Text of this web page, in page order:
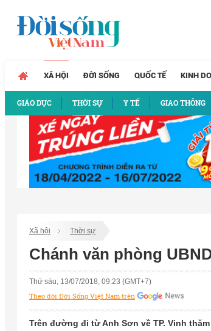
XÃ HỘI
GIÁO DỤC THỜI SỰ Y TẾ GIAO THÔNG
ĐỜI SỐNG QUỐC TẾ KINH
Xã hội Thời sự
Chánh văn phòng
Thứ sáu, 13/07/2018, 09:23 (GMT+7)
Theo dõi Đời Sống Việt Nam trên
Trên đường đi từ Anh Sơn về TP. Vinh